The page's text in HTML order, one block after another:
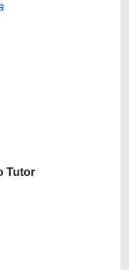
Tutor